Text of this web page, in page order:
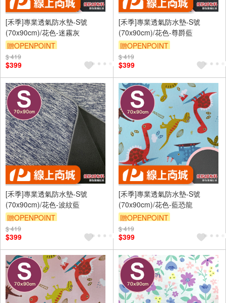
[禾季]專業透氣防水墊-S號
(70x90cm)/花色-迷霧灰
贈OPENPOINT
訂單滿 2000 元折抵 100元
（運費不算在 2000 元的範圍
內）
訂單滿699享9折
$ 419
$399
[禾季]專業透氣防水墊-S號
(70x90cm)/花色-尊爵藍
贈OPENPOINT
訂單滿 2000 元折抵 100元
（運費不算在 2000 元的範圍
內）
訂單滿699享9折
$ 419
$399
[禾季]專業透氣防水墊-S號
(70x90cm)/花色-波紋藍
贈OPENPOINT
訂單滿 2000 元折抵 100元
（運費不算在 2000 元的範圍
內）
訂單滿699享9折
$ 419
$399
[禾季]專業透氣防水墊-S號
(70x90cm)/花色-藍恐龍
贈OPENPOINT
訂單滿 2000 元折抵 100元
（運費不算在 2000 元的範圍
內）
訂單滿699享9折
$ 419
$399